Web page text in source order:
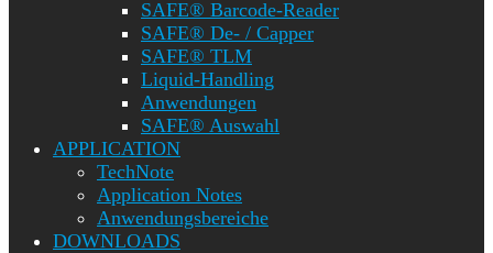
SAFE® Barcode-Reader
SAFE® De- / Capper
SAFE® TLM
Liquid-Handling
Anwendungen
SAFE® Auswahl
APPLICATION
TechNote
Application Notes
Anwendungsbereiche
DOWNLOADS